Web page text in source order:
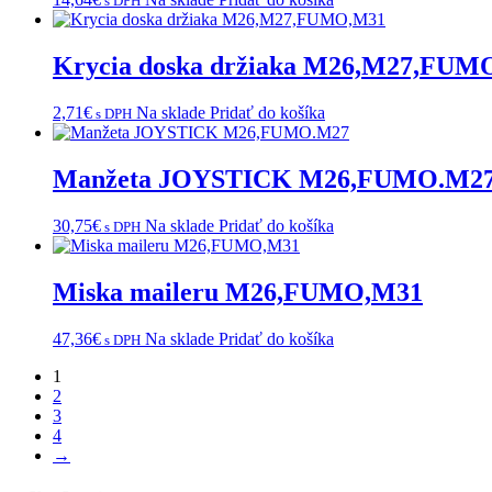
Krycia doska držiaka
2,71€ s DPH Na sklade Pridať do košíka
Manžeta JOYSTICK
30,75€ s DPH Na sklade Pridať do košíka
Miska maileru M26,FUMO,M31
47,36€ s DPH Na sklade Pridať do košíka
1
2
3
4
→